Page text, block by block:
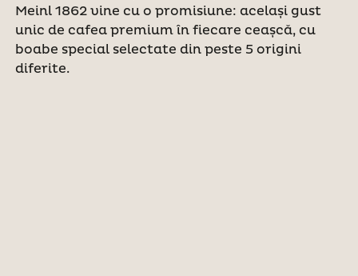
Meinl 1862 vine cu o promisiune: același gust
unic de cafea premium în fiecare ceașcă, cu
boabe special selectate din peste 5 origini
diferite.